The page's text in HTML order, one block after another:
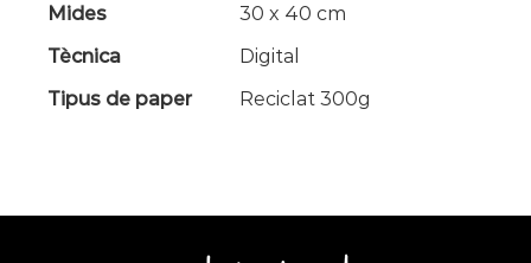
Mides
30 x 40 cm
Tècnica
Digital
Tipus de paper
Reciclat 300g